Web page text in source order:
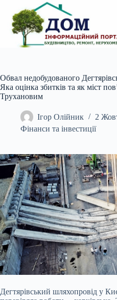
вмісту
Обвал недобудованого
Яка оцінка збитків та як міст
Трухановим
Ігор Олійник
2
Фінанси та інвестиції
Дегтярівський шляхопровід у